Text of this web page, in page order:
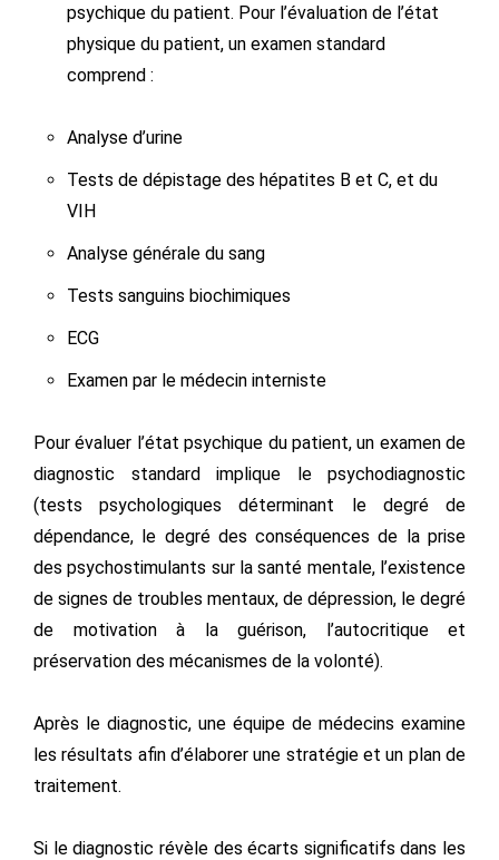
psychique du patient. Pour l’évaluation de l’état
physique du patient, un examen standard
comprend :
Analyse d’urine
Tests de dépistage des hépatites B et C, et du
VIH
Analyse générale du sang
Tests sanguins biochimiques
ECG
Examen par le médecin interniste
Pour évaluer l’état psychique du patient, un examen de
diagnostic standard implique le psychodiagnostic
(tests psychologiques déterminant le degré de
dépendance, le degré des conséquences de la prise
des psychostimulants sur la santé mentale, l’existence
de signes de troubles mentaux, de dépression, le degré
de motivation à la guérison, l’autocritique et
préservation des mécanismes de la volonté).
Après le diagnostic, une équipe de médecins examine
les résultats afin d’élaborer une stratégie et un plan de
traitement.
Si le diagnostic révèle des écarts significatifs dans les